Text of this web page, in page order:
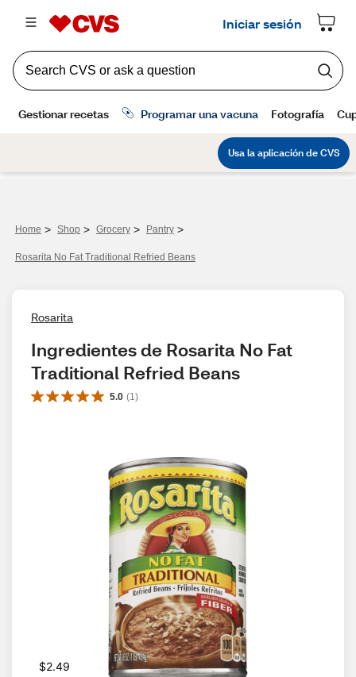
Home > Shop > Grocery > Pantry >
Rosarita No Fat Traditional Refried Beans
Rosarita
Ingredientes de Rosarita No Fat
Traditional Refried Beans
5.0 (1 )
$2.49